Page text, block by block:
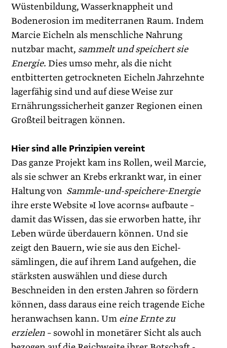
Wüstenbildung, Wasserknappheit und
Bodenerosion im mediterranen Raum. Indem
Marcie Eicheln als menschliche Nahrung
nutzbar macht, sammelt und speichert sie
Energie. Dies umso mehr, als die nicht
entbitterten getrockneten Eicheln Jahrzehnte
lagerfähig sind und auf diese Weise zur
Ernährungssicherheit ganzer Regionen einen
Großteil beitragen können.
Hier sind alle Prinzipien vereint
Das ganze Projekt kam ins Rollen, weil Marcie,
als sie schwer an Krebs erkrankt war, in einer
Haltung von Sammle-und-speichere-Energie
ihre erste Website »I love acorns« aufbaute –
damit das Wissen, das sie erworben hatte, ihr
Leben würde überdauern können. Und sie
zeigt den Bauern, wie sie aus den Eichel-
sämlingen, die auf ihrem Land aufgehen, die
stärksten auswählen und diese durch
Beschneiden in den ersten Jahren so fördern
können, dass daraus eine reich tragende Eiche
heranwachsen kann. Um eine Ernte zu
erzielen – sowohl in monetärer Sicht als auch